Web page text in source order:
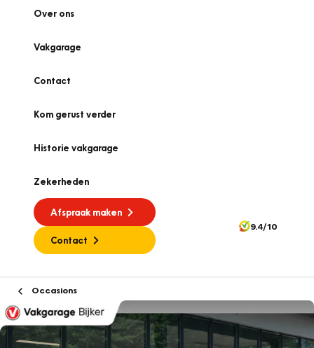
Over ons
Vakgarage
Contact
Kom gerust verder
Historie vakgarage
Zekerheden
Afspraak maken
Contact
9.4/10
Occasions